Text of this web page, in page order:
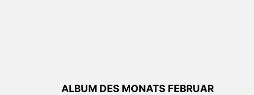
ALBUM DES MONATS FEBRUAR